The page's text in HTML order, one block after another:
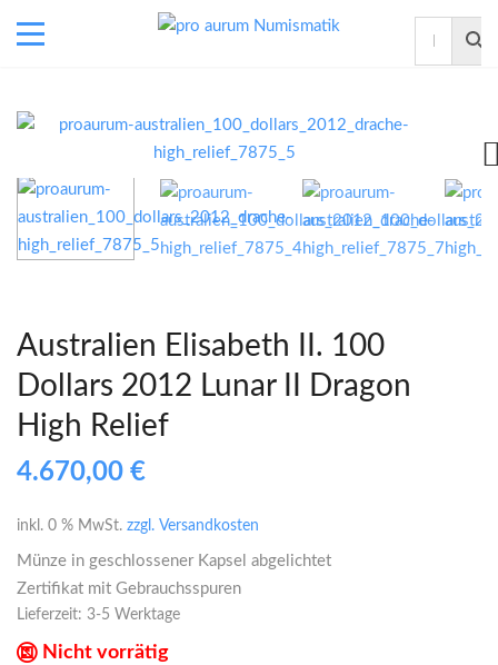
Australien Elisabeth II. 100
Dollars 2012 Lunar II Dragon
High Relief
4.670,00 €
inkl. 0 % MwSt. zzgl. Versandkosten
Münze in geschlossener Kapsel abgelichtet
Zertifikat mit Gebrauchsspuren
Lieferzeit: 3-5 Werktage
Nicht vorrätig